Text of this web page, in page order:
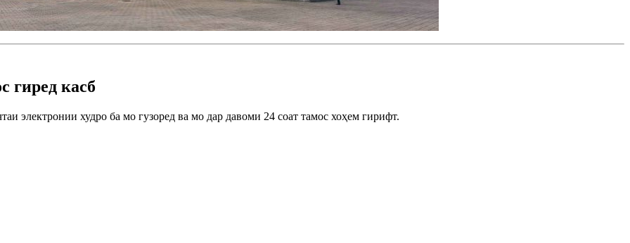
гиред касб
электронии худро ба мо гузоред ва мо дар давоми 24 соат тамос хоҳем гирифт.